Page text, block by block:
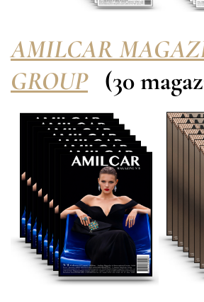
AMILCAR
GROUP (30